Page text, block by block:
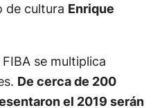
de cultura Enrique
se multiplica
De cerca de 200
el 2019 serán